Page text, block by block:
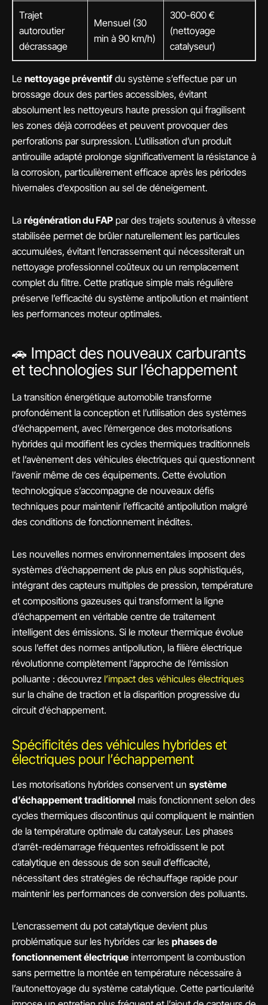
Trajet
autoroutier
décrassage
Mensuel (30
min à 90 km/h)
300-600 €
(nettoyage
catalyseur)
Le nettoyage préventif du système s’effectue par un
brossage doux des parties accessibles, évitant
absolument les nettoyeurs haute pression qui fragilisent
les zones déjà corrodées et peuvent provoquer des
perforations par surpression. L’utilisation d’un produit
antirouille adapté prolonge significativement la résistance à
la corrosion, particulièrement efficace après les périodes
hivernales d’exposition au sel de déneigement.
La régénération du FAP par des trajets soutenus à vitesse
stabilisée permet de brûler naturellement les particules
accumulées, évitant l’encrassement qui nécessiterait un
nettoyage professionnel coûteux ou un remplacement
complet du filtre. Cette pratique simple mais régulière
préserve l’efficacité du système antipollution et maintient
les performances moteur optimales.
🚗 Impact des nouveaux carburants
et technologies sur l’échappement
La transition énergétique automobile transforme
profondément la conception et l’utilisation des systèmes
d’échappement, avec l’émergence des motorisations
hybrides qui modifient les cycles thermiques traditionnels
et l’avènement des véhicules électriques qui questionnent
l’avenir même de ces équipements. Cette évolution
technologique s’accompagne de nouveaux défis
techniques pour maintenir l’efficacité antipollution malgré
des conditions de fonctionnement inédites.
Les nouvelles normes environnementales imposent des
systèmes d’échappement de plus en plus sophistiqués,
intégrant des capteurs multiples de pression, température
et compositions gazeuses qui transforment la ligne
d’échappement en véritable centre de traitement
intelligent des émissions. Si le moteur thermique évolue
sous l’effet des normes antipollution, la filière électrique
révolutionne complètement l’approche de l’émission
polluante : découvrez l’impact des véhicules électriques
sur la chaîne de traction et la disparition progressive du
circuit d’échappement.
Spécificités des véhicules hybrides et
électriques pour l’échappement
Les motorisations hybrides conservent un système
d’échappement traditionnel mais fonctionnent selon des
cycles thermiques discontinus qui compliquent le maintien
de la température optimale du catalyseur. Les phases
d’arrêt-redémarrage fréquentes refroidissent le pot
catalytique en dessous de son seuil d’efficacité,
nécessitant des stratégies de réchauffage rapide pour
maintenir les performances de conversion des polluants.
L’encrassement du pot catalytique devient plus
problématique sur les hybrides car les phases de
fonctionnement électrique interrompent la combustion
sans permettre la montée en température nécessaire à
l’autonettoyage du système catalytique. Cette particularité